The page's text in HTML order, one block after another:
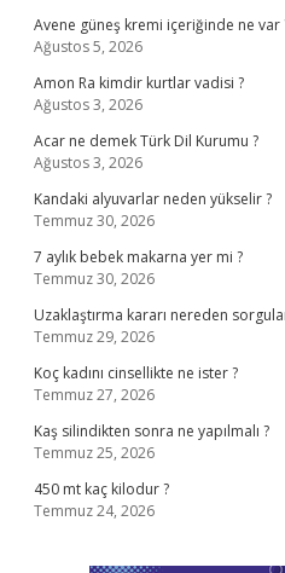
Avene güneş kremi içeriğinde ne var
Ağustos 5, 2026
Amon Ra kimdir kurtlar vadisi ?
Ağustos 3, 2026
Acar ne demek Türk Dil Kurumu ?
Ağustos 3, 2026
Kandaki alyuvarlar neden yükselir ?
Temmuz 30, 2026
7 aylık bebek makarna yer mi ?
Temmuz 30, 2026
Uzaklaştırma kararı nereden
Temmuz 29, 2026
Koç kadını cinsellikte ne ister ?
Temmuz 27, 2026
Kaş silindikten sonra ne yapılmalı ?
Temmuz 25, 2026
450 mt kaç kilodur ?
Temmuz 24, 2026